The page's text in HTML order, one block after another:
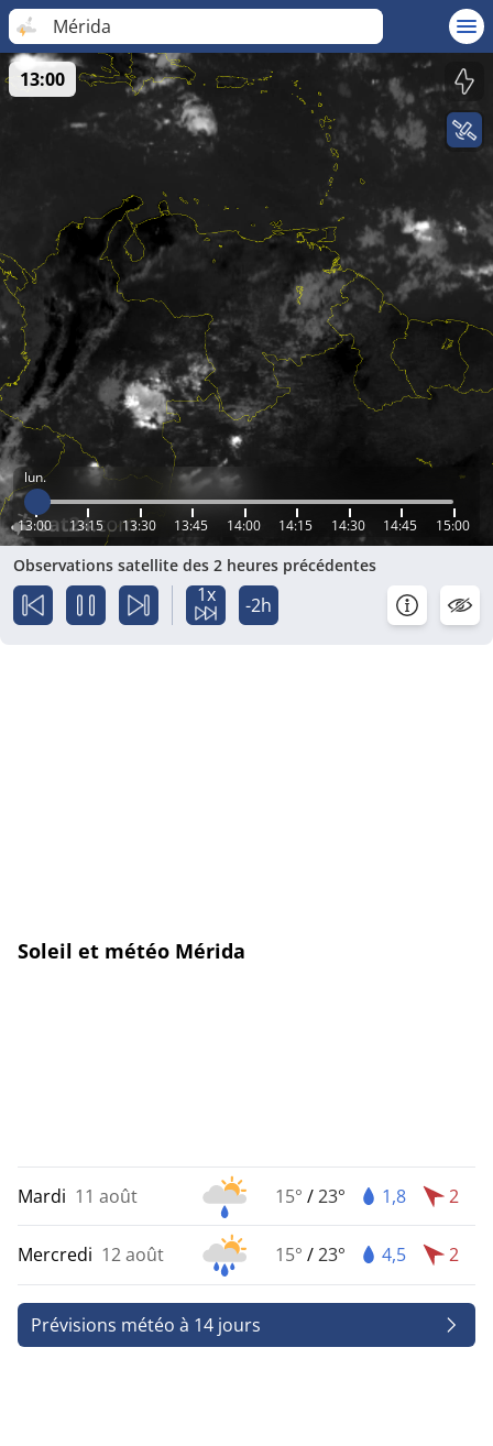
Mérida
lun.
13:00 13:15 13:30 13:45 14:00 14:15 14:30 14:45 15:00
13:00
Observations satellite des 2 heures précédentes
1x -2h
Soleil et météo Mérida
Mardi 11 août 15° /23° 1,8 2
Mercredi 12 août 15° /23° 4,5 2
Prévisions météo à 14 jours